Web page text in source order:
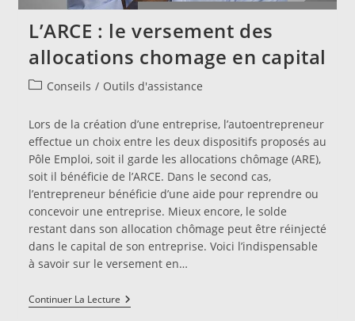
L’ARCE : le versement des
allocations chomage en capital
PostConseils / Outils d'assistance
Lors de la création d’une entreprise, l’autoentrepreneur
effectue un choix entre les deux dispositifs proposés au
Pôle Emploi, soit il garde les allocations chômage (ARE),
soit il bénéficie de l’ARCE. Dans le second cas,
l’entrepreneur bénéficie d’une aide pour reprendre ou
concevoir une entreprise. Mieux encore, le solde
restant dans son allocation chômage peut être réinjecté
dans le capital de son entreprise. Voici l’indispensable
à savoir sur le versement en…
Continuer La LectureL’ARCE
: